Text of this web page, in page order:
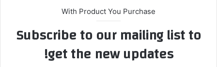
With Product You Purchase
Subscribe to our mailing list to
get the new updates!